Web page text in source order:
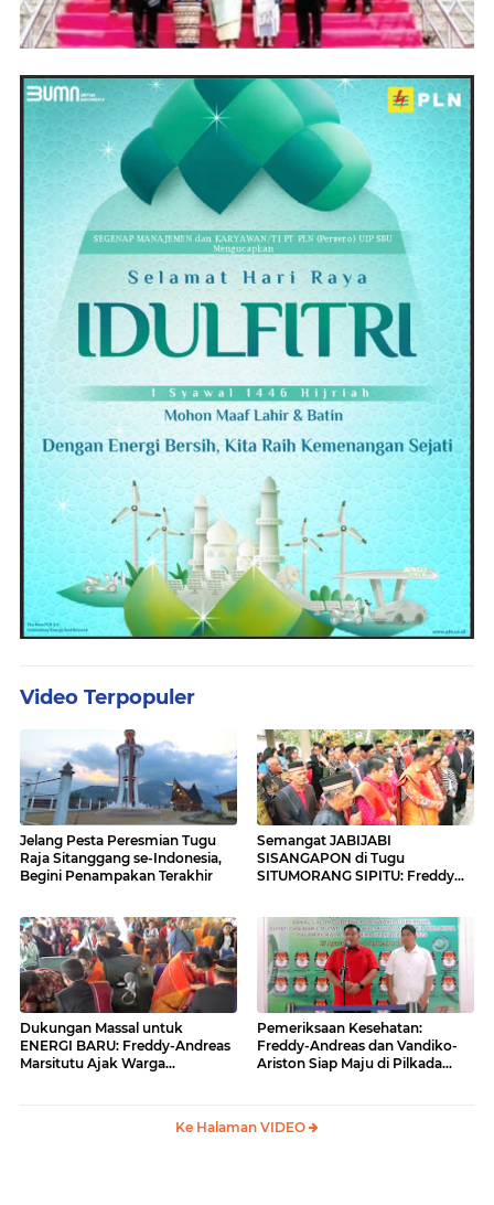
Video Terpopuler
Jelang Pesta Peresmian Tugu
Raja Sitanggang se-Indonesia,
Begini Penampakan Terakhir
Semangat JABIJABI
SISANGAPON di Tugu
SITUMORANG SIPITU: Freddy
Dukungan Massal untuk
ENERGI BARU: Freddy-Andreas
Marsitutu Ajak Warga
Pemeriksaan Kesehatan:
Freddy-Andreas dan Vandiko-
Ariston Siap Maju di Pilkada
Ke Halaman VIDEO